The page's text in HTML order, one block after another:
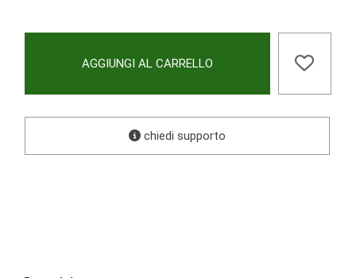
AGGIUNGI AL CARRELLO
chiedi supporto